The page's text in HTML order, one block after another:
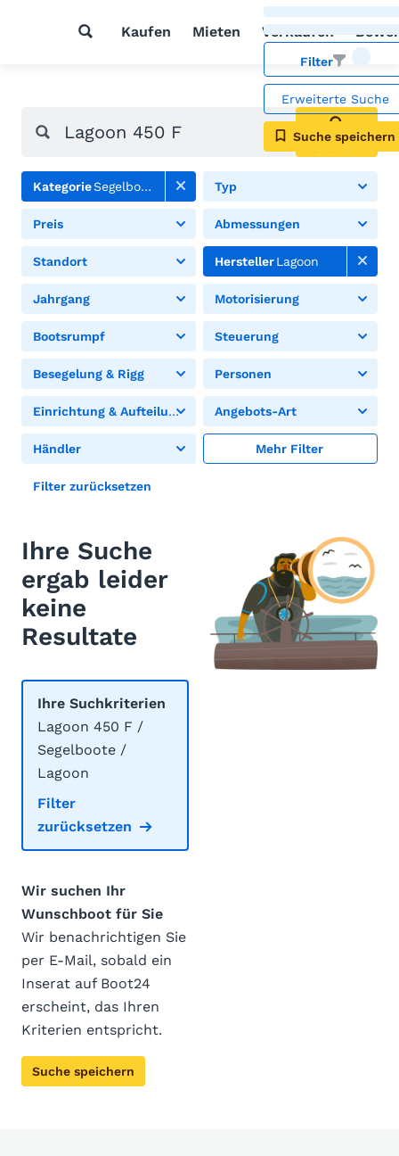
Kaufen Mieten Verkaufen
Filter
Erweiterte Suche
Suche speichern
Suchen
KategorieSegelboote Typ
Preis Abmessungen
Standort HerstellerLagoon
Jahrgang Motorisierung
Bootsrumpf Steuerung
Besegelung & Rigg Personen
Einrichtung & Aufteilung Angebots-Art
Händler Mehr Filter
Filter zurücksetzen
Ihre Suche
ergab leider
keine
Resultate
Ihre Suchkriterien
Lagoon 450 F /
Segelboote /
Lagoon
Filter
zurücksetzen
Wir suchen Ihr
Wunschboot für Sie
Wir benachrichtigen Sie
per E-Mail, sobald ein
Inserat auf Boot24
erscheint, das Ihren
Kriterien entspricht.
Suche speichern